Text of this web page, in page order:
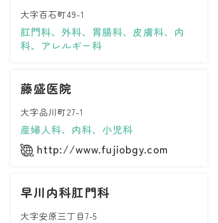
大字百石町49-1
肛門科、外科、胃腸科、皮膚科、内
科、アレルギー科
藤盛医院
大字品川町27-1
産婦人科、内科、小児科
http://www.fujiobgy.com
早川内科肛門科
大字安原三丁目7-5